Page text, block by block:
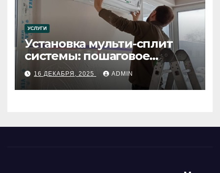
УСЛУГИ
Установка мульти-сплит
системы: пошаговое
руководство
16 ДЕКАБРЯ, 2025 ADMIN